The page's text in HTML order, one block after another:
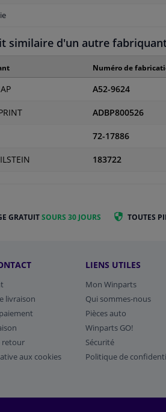
similaire d'un autre
Numéro de
A52-9624
ADBP800526
72-17886
183722
GRATUITSOURS 30 JOURS TOUTES
livraison
retour
aux cookies
LIENS UTILES
Mon Winparts
Qui sommes-nous
Pièces auto
Winparts GO!
Sécurité
Politique de